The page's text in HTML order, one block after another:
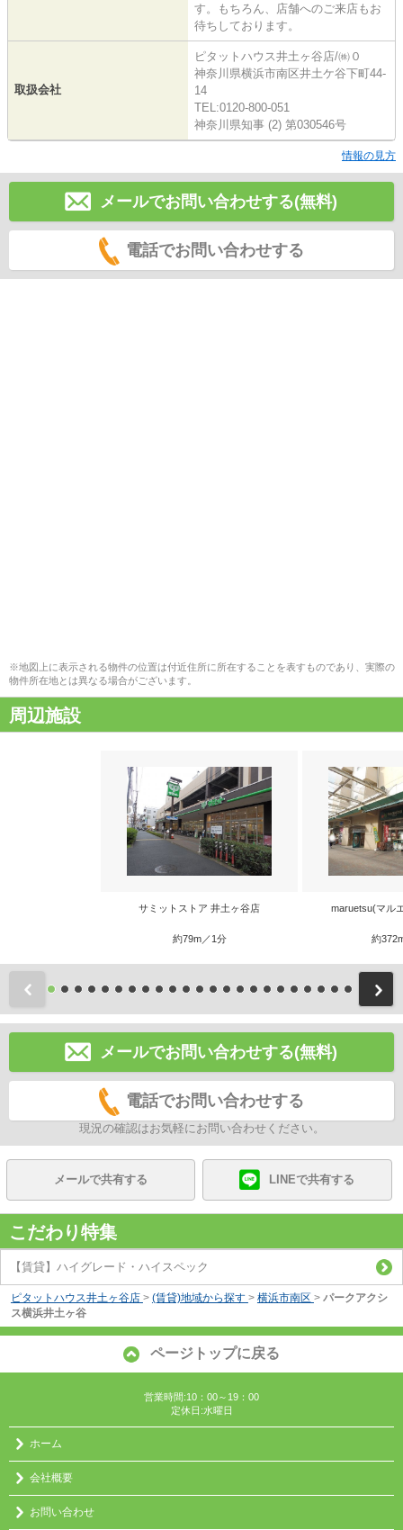
す。もちろん、店舗へのご来店もお
待ちしております。
取扱会社
ピタットハウス井土ヶ谷店/㈱０
神奈川県横浜市南区井土ケ谷下町44-
14
TEL:0120-800-051
神奈川県知事 (2) 第030546号
情報の見方
メールでお問い合わせする(無料)
電話でお問い合わせする
※地図上に表示される物件の位置は付近住所に所在することを表すものであり、実際の
物件所在地とは異なる場合がございます。
周辺施設
サミットストア 井土ヶ谷店
約79m／1分
maruetsu(マル
約
前
メールでお問い合わせする(無料)
電話でお問い合わせする
現況の確認はお気軽にお問い合わせください。
メールで共有する LINEで共有する
こだわり特集
【賃貸】ハイグレード・ハイスペック
ピタットハウス井土ヶ谷店 > (賃貸)地域から探す > 横浜市南区 > パークアクシ
ス横浜井土ヶ谷
ページトップに戻る
営業時間:10：00～19：00
定休日:水曜日
ホーム
会社概要
お問い合わせ